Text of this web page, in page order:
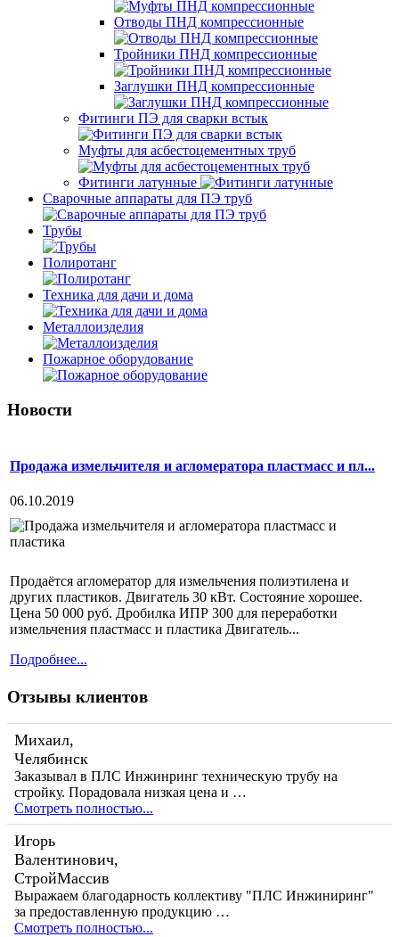
Отводы ПНД компрессионные
Тройники ПНД компрессионные
Заглушки ПНД компрессионные
Фитинги ПЭ для сварки встык
Муфты для асбестоцементных труб
Фитинги латунные
Сварочные аппараты для ПЭ труб
Трубы
Полиротанг
Техника для дачи и дома
Металлоизделия
Пожарное оборудование
Новости
Продажа измельчителя и агломератора пластмасс и пл...
06.10.2019
Продаётся агломератор для измельчения полиэтилена и
других пластиков. Двигатель 30 кВт. Состояние хорошее.
Цена 50 000 руб. Дробилка ИПР 300 для переработки
измельчения пластмасс и пластика Двигатель...
Подробнее...
Отзывы клиентов
Михаил,
Челябинск
Заказывал в ПЛС Инжинринг техническую трубу на
стройку. Порадовала низкая цена и …
Смотреть полностью...
Игорь
Валентинович,
СтройМассив
Выражаем благодарность коллективу "ПЛС Инжиниринг"
за предоставленную продукцию …
Смотреть полностью...